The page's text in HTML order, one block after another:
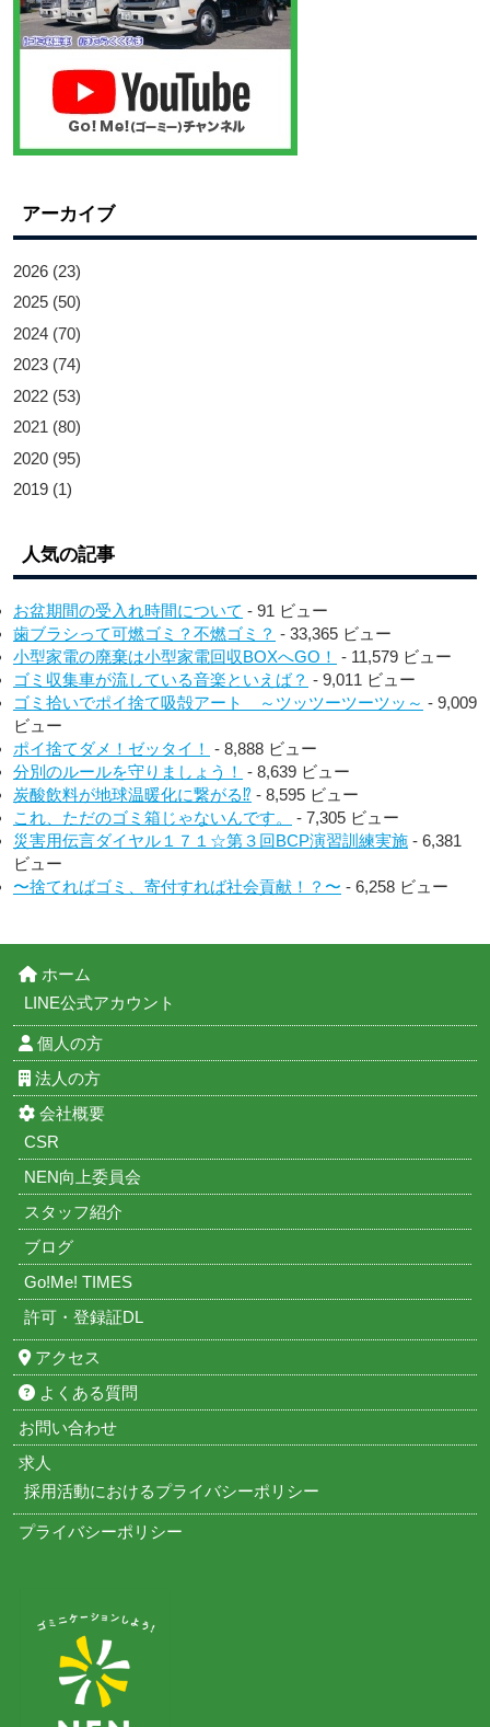
アーカイブ
2026 (23)
2025 (50)
2024 (70)
2023 (74)
2022 (53)
2021 (80)
2020 (95)
2019 (1)
人気の記事
お盆期間の受入れ時間について - 91 ビュー
歯ブラシって可燃ゴミ？不燃ゴミ？ - 33,365 ビュー
小型家電の廃棄は小型家電回収BOXへGO！ - 11,579 ビュー
ゴミ収集車が流している音楽といえば？ - 9,011 ビュー
ゴミ拾いでポイ捨て吸殻アート ～ツッツーツーツッ～ - 9,009
ビュー
ポイ捨てダメ！ゼッタイ！ - 8,888 ビュー
分別のルールを守りましょう！ - 8,639 ビュー
炭酸飲料が地球温暖化に繋がる⁉︎ - 8,595 ビュー
これ、ただのゴミ箱じゃないんです。
- 7,305 ビュー
災害用伝言ダイヤル１７１☆第３回BCP演習訓練実施 - 6,381
ビュー
〜捨てればゴミ、寄付すれば社会貢献！？〜 - 6,258 ビュー
ホーム
LINE公式アカウント
個人の方
法人の方
会社概要
CSR
NEN向上委員会
スタッフ紹介
ブログ
Go!Me! TIMES
許可・登録証DL
アクセス
よくある質問
お問い合わせ
求人
採用活動におけるプライバシーポリシー
プライバシーポリシー